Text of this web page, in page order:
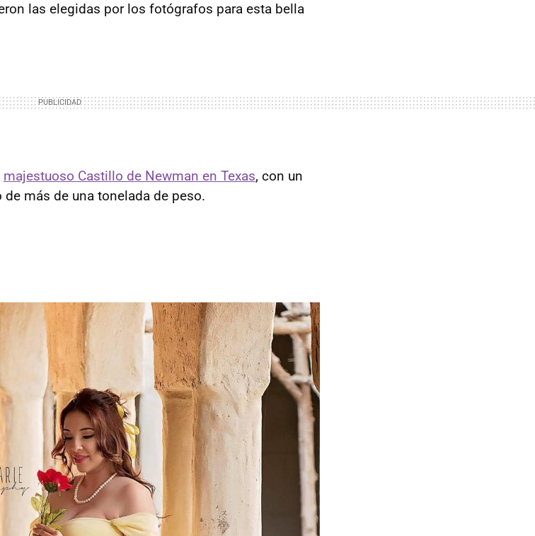
las elegidas por los fotógrafos para esta bella
majestuoso Castillo de Newman en Texas, con un
más de una tonelada de peso.